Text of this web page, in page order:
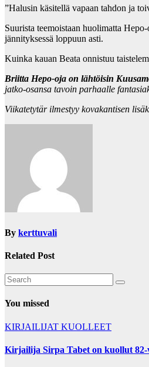
”Halusin käsitellä vapaan tahdon ja
Suurista teemoistaan huolimatta
jännityksessä loppuun asti.
Kuinka kauan Beata onnistuu
Briitta Hepo-oja on lähtöisin
jatko-osansa tavoin parhaalle
Viikatetytär ilmestyy kovakantisen
By kerttuvali
Related Post
You missed
KIRJAILIJAT KUOLLEET
Kirjailija Sirpa Tabet on kuollut 82-